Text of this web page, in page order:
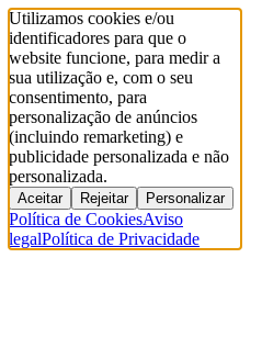
Utilizamos cookies e/ou
identificadores para que o
website funcione, para medir a
sua utilização e, com o seu
consentimento, para
personalização de anúncios
(incluindo remarketing) e
publicidade personalizada e não
personalizada.
Aceitar Rejeitar Personalizar
Política de CookiesAviso
legalPolítica de Privacidade